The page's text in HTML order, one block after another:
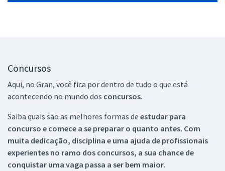
Concursos
Aqui, no Gran, você fica por dentro de tudo o que está
acontecendo no mundo dos concursos.
Saiba quais são as melhores formas de estudar para
concurso e comece a se preparar o quanto antes. Com
muita dedicação, disciplina e uma ajuda de profissionais
experientes no ramo dos concursos, a sua chance de
conquistar uma vaga passa a ser bem maior.